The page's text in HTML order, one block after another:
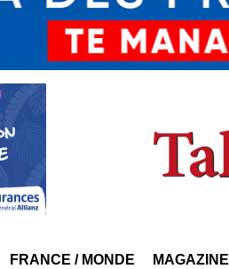
FRANCE / MONDE MAGAZINE